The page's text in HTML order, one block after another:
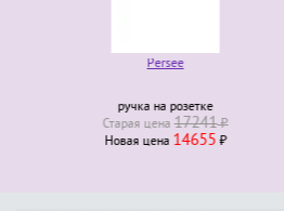
Persee
ручка на розетке
Старая ценa17241₽
Новая ценa14655₽